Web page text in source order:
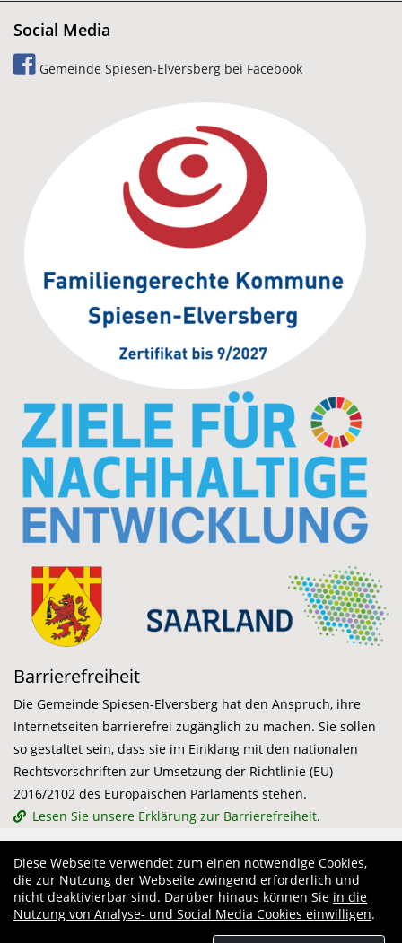
Social Media
Gemeinde Spiesen-Elversberg bei Facebook
Barrierefreiheit
Die Gemeinde Spiesen-Elversberg hat den Anspruch, ihre
Internetseiten barrierefrei zugänglich zu machen. Sie sollen
so gestaltet sein, dass sie im Einklang mit den nationalen
Rechtsvorschriften zur Umsetzung der Richtlinie (EU)
2016/2102 des Europäischen Parlaments stehen.
Lesen Sie unsere Erklärung zur Barrierefreiheit.
Diese Webseite verwendet zum einen notwendige Cookies,
die zur Nutzung der Webseite zwingend erforderlich und
nicht deaktivierbar sind. Darüber hinaus können Sie in die
Nutzung von Analyse- und Social Media Cookies einwilligen.